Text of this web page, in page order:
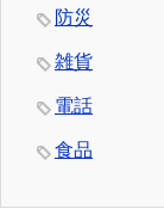
防災
雑貨
電話
食品